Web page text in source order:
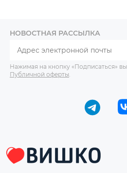
НОВОСТНАЯ РАССЫЛКА
Нажимая на кнопку «Подписаться»
Публичной оферты